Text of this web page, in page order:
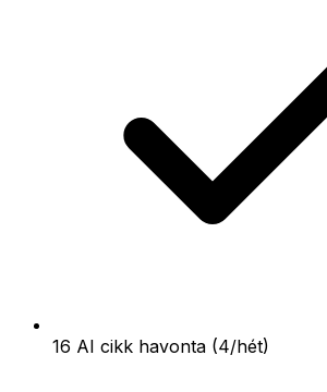
16 AI cikk havonta (4/hét)